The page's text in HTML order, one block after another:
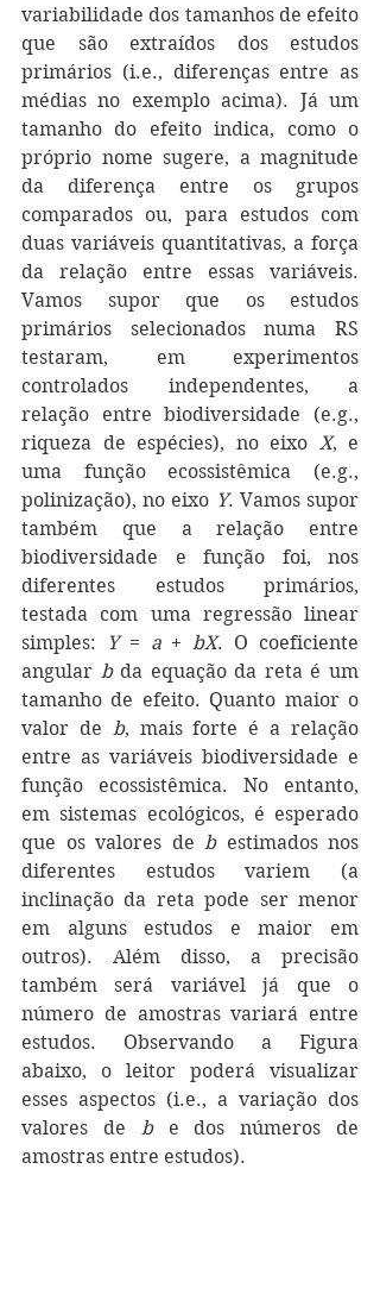
variabilidade dos tamanhos de efeito
que são extraídos dos estudos
primários (i.e., diferenças entre as
médias no exemplo acima). Já um
tamanho do efeito indica, como o
próprio nome sugere, a magnitude
da diferença entre os grupos
comparados ou, para estudos com
duas variáveis quantitativas, a força
da relação entre essas variáveis.
Vamos supor que os estudos
primários selecionados numa RS
testaram, em experimentos
controlados independentes, a
relação entre biodiversidade (e.g.,
riqueza de espécies), no eixo X, e
uma função ecossistêmica (e.g.,
polinização), no eixo Y. Vamos supor
também que a relação entre
biodiversidade e função foi, nos
diferentes estudos primários,
testada com uma regressão linear
simples:
Y = a + bX. O coeficiente
angular b da equação da reta é um
tamanho de efeito. Quanto maior o
valor de b, mais forte é a relação
entre as variáveis biodiversidade e
função ecossistêmica. No entanto,
em sistemas ecológicos, é esperado
que os valores de b estimados nos
diferentes estudos variem (a
inclinação da reta pode ser menor
em alguns estudos e maior em
outros). Além disso, a precisão
também será variável já que o
número de amostras variará entre
estudos. Observando a Figura
abaixo, o leitor poderá visualizar
esses aspectos (i.e., a variação dos
valores de b e dos números de
amostras entre estudos).